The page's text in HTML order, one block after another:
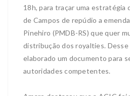
18h, para traçar uma estratégia
de Campos de repúdio a
Pinehiro (PMDB-RS) que quer
distribução dos royalties.
elaborado um documento para
autoridades competentes.